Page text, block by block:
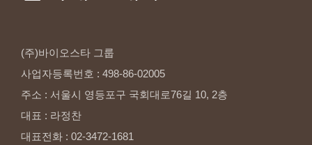
(주)바이오스타 그룹
사업자등록번호 : 498-86-02005
주소 : 서울시 영등포구 국회대로76길 10, 2층
대표 : 라정찬
대표전화 : 02-3472-1681